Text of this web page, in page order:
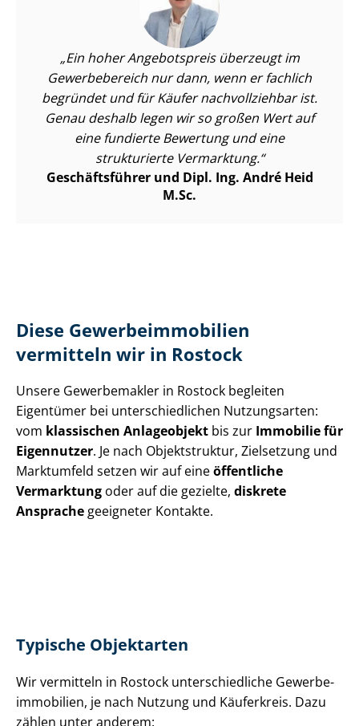
Ein hoher Angebotspreis überzeugt im
Gewerbebereich nur dann, wenn er fachlich
begründet und für Käufer nachvollziehbar ist.
Genau deshalb legen wir so großen Wert auf
eine fundierte Bewertung und eine
strukturierte Vermarktung.
Geschäftsführer und Dipl. Ing. André Heid
M.Sc.
Diese Ge­wer­be­im­mo­bi­li­en
vermitteln wir in Rostock
Unsere Gewerbemakler in Rostock begleiten
Eigentümer bei un­ter­schied­li­chen Nutzungsarten:
vom klassischen Anlageobjekt bis zur Immobilie für
Eigennutzer. Je nach Objektstruktur, Zielsetzung und
Marktumfeld setzen wir auf eineöffentliche
Vermarktung oder auf die gezielte, diskrete
Ansprachegeeigneter Kontakte.
Typische Objektarten
Wir vermitteln in Rostock un­ter­schied­li­che Ge­wer­be­
im­mo­bi­li­en, je nach Nutzung und Käuferkreis. Dazu
zählen unter anderem: